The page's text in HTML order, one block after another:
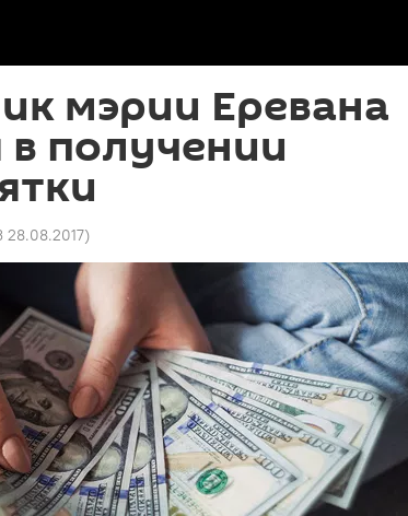
мэрии Еревана
в получении
28.08.2017)